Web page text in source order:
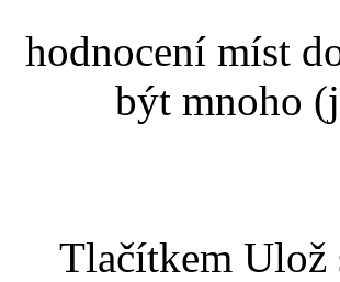
hodnocení míst
být mnoho
Tlačítkem Ulož